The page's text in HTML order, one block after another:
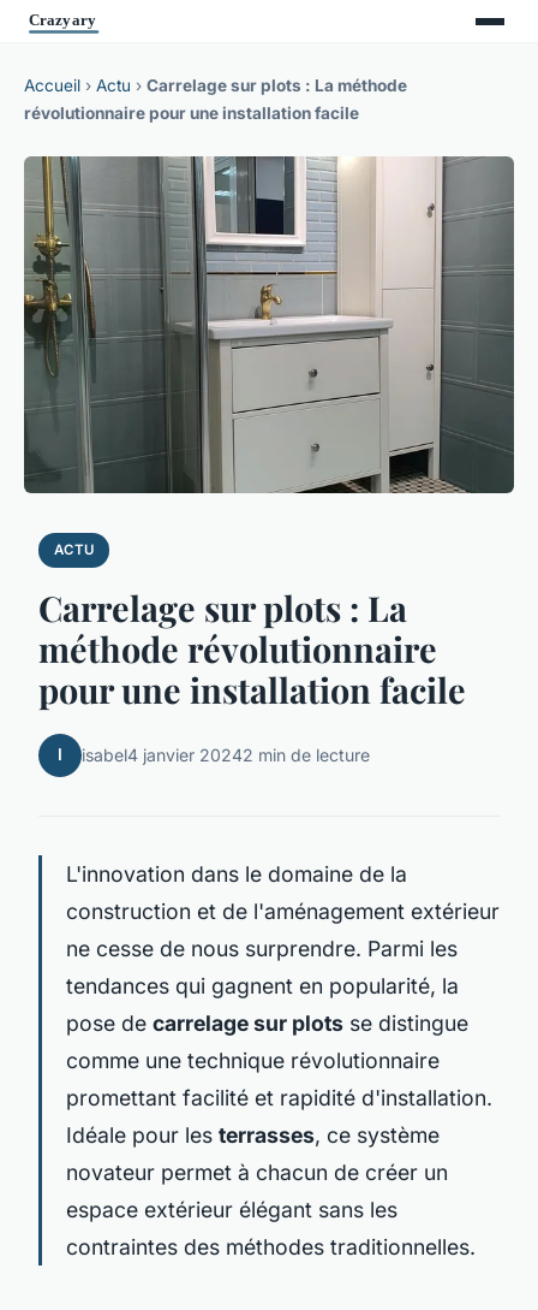
Accueil › Actu › Carrelage sur plots : La méthode
révolutionnaire pour une installation facile
ACTU
Carrelage sur plots : La
méthode révolutionnaire
pour une installation facile
I isabel4 janvier 20242 min de lecture
L'innovation dans le domaine de la
construction et de l'aménagement extérieur
ne cesse de nous surprendre. Parmi les
tendances qui gagnent en popularité, la
pose de carrelage sur plots se distingue
comme une technique révolutionnaire
promettant facilité et rapidité d'installation.
Idéale pour les terrasses, ce système
novateur permet à chacun de créer un
espace extérieur élégant sans les
contraintes des méthodes traditionnelles.